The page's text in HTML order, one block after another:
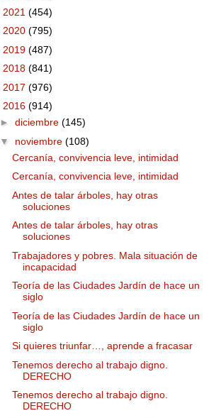
2021 (454)
2020 (795)
2019 (487)
2018 (841)
2017 (976)
2016 (914)
► diciembre (145)
▼ noviembre (108)
Cercanía, convivencia leve, intimidad
Cercanía, convivencia leve, intimidad
Antes de talar árboles, hay otras
soluciones
Antes de talar árboles, hay otras
soluciones
Trabajadores y pobres. Mala situación de
incapacidad
Teoría de las Ciudades Jardín de hace un
siglo
Teoría de las Ciudades Jardín de hace un
siglo
Si quieres triunfar…, aprende a fracasar
Tenemos derecho al trabajo digno.
DERECHO
Tenemos derecho al trabajo digno.
DERECHO